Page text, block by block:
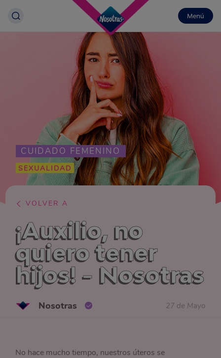
Menú
CUIDADO FEMENINO
SEXUALIDAD
VOLVER A
¡Auxilio, no
quiero tener
hijos! - Nosotras
Nosotras 27 de Mayo
No hace mucho tiempo, nuestros úteros se